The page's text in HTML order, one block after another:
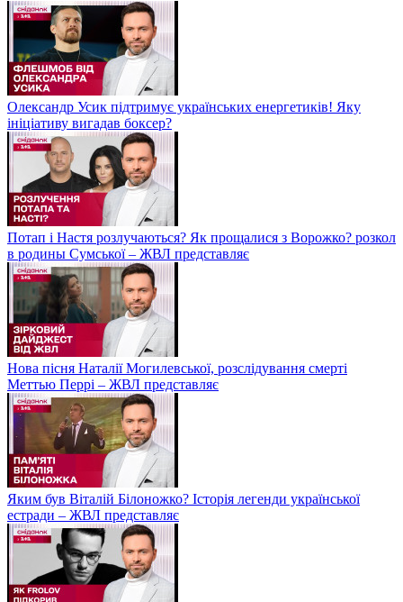
Олександр Усик підтримує українських енергетиків! Яку
ініціативу вигадав боксер?
Потап і Настя розлучаються? Як прощалися з Ворожко? розкол
в родины Сумської – ЖВЛ представляє
Нова пісня Наталії Могилевської, розслідування смерті
Меттью Перрі – ЖВЛ представляє
Яким був Віталій Білоножко? Історія легенди української
естради – ЖВЛ представляє